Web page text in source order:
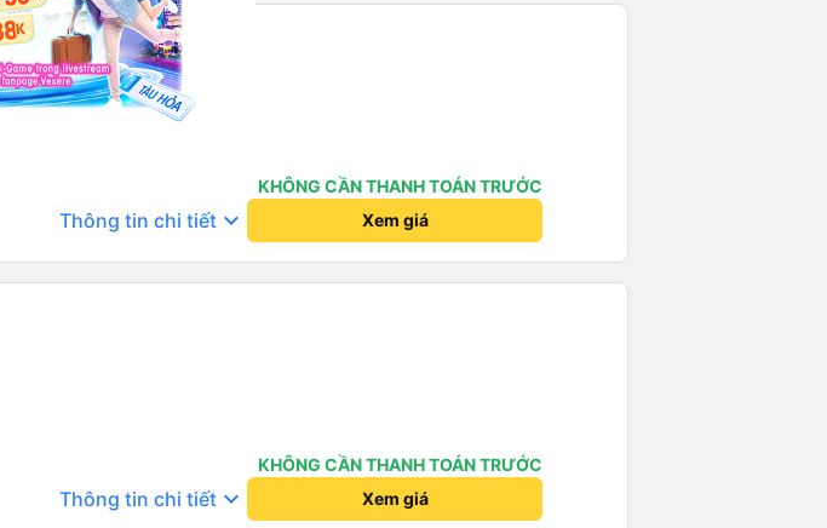
KHÔNG CẦN THANH TOÁN TRƯỚC
Thông tin chi tiết keyboard_arrow_down Xem giá
KHÔNG CẦN THANH TOÁN TRƯỚC
Thông tin chi tiết keyboard_arrow_down Xem giá